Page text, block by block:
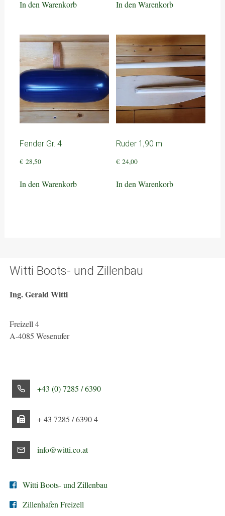
In den Warenkorb In den Warenkorb
Fender Gr. 4
€28,50
In den Warenkorb
Ruder 1,90 m
€ 24,00
In den Warenkorb
Witti Boots- und Zillenbau
Ing. Gerald Witti
Freizell 4
A-4085 Wesenufer
+43 (0) 7285 / 6390
+ 43 7285 / 6390 4
info@witti.co.at
Witti Boots- und Zillenbau
Zillenhafen Freizell